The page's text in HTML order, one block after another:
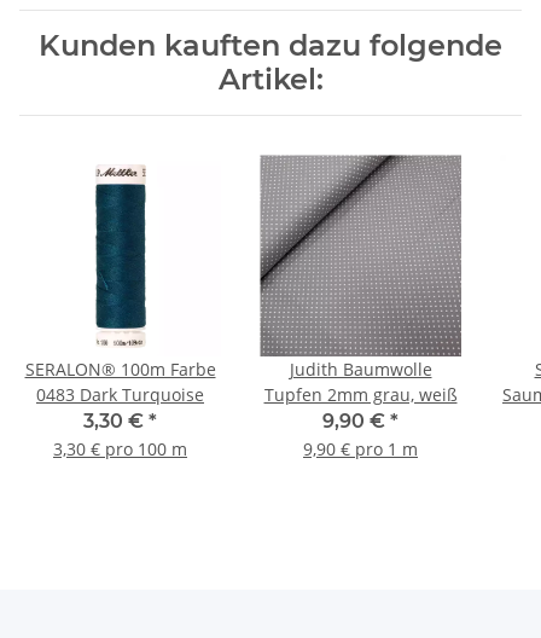
Kunden kauften dazu folgende
Artikel:
SERALON® 100m Farbe
0483 Dark Turquoise
3,30 € *
3,30 € pro 100 m
Judith Baumwolle
Tupfen 2mm grau, weiß
9,90 € *
9,90 € pro 1 m